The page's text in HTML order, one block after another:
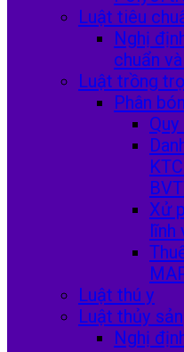
Luật tiêu
Nghị
chuẩn
Luật trồng
Phân bón
Xử
lĩnh
Luật thú y
Luật thủy sản
Nghị